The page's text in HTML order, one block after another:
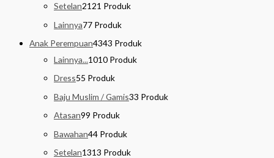
Setelan21 21 Produk
Lainnya77 Produk
Anak Perempuan4343 Produk
Lainnya...1010 Produk
Dress55 Produk
Baju Muslim / Gamis33 Produk
Atasan99 Produk
Bawahan44 Produk
Setelan1313 Produk